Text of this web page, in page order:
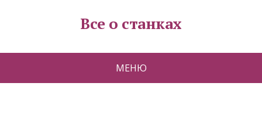
Все о станках
МЕНЮ